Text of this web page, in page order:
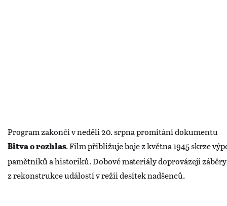
Program zakončí v neděli 20. srpna promítání dokumentu
Bitva o rozhlas. Film přibližuje boje z května 1945 skrze
pamětníků a historiků. Dobové materiály doprovázejí záběry
z rekonstrukce událostí v režii desítek nadšenců.